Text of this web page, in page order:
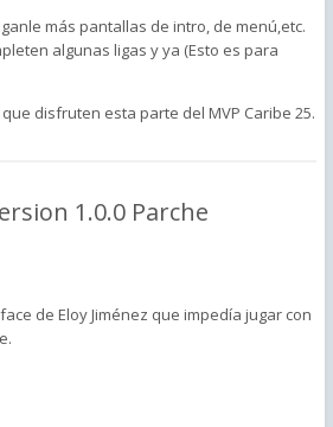
más pantallas de intro, de menú,etc.
algunas ligas y ya (Esto es para
disfruten esta parte del MVP Caribe 25.
1.0.0 Parche
de Eloy Jiménez que impedía jugar con